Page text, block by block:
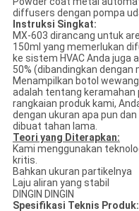
diffusers dengan pompa
Instruksi Singkat:
MX-603 dirancang untuk
150ml yang memerlukan
ke sistem HVAC Anda juga
50% (dibandingkan dengan
Menampilkan botol
adalah tentang keramahan
rangkaian produk kami,
dengan ukuran apa pun
dibuat tahan lama.
Teori yang Diterapkan:
Kami menggunakan
kritis.
Bahkan ukuran partikelnya
Laju aliran yang stabil
DINGIN DINGIN
Spesifikasi Teknis Produk: